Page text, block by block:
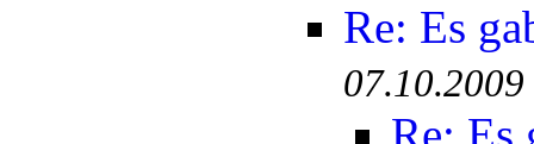
Re: Es